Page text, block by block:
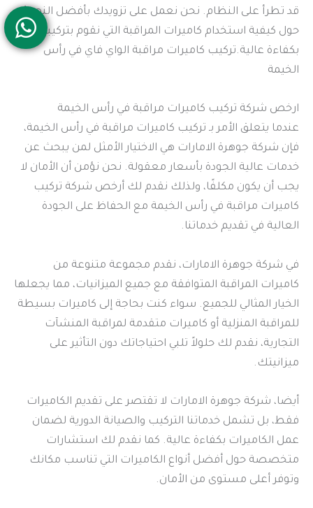
قد تطرأ على النظام. نحن نعمل على تزويدك بأفضل النصائح
حول كيفية استخدام كاميرات المراقبة التي نقوم بتركيبها
بكفاءة عالية.تركيب كاميرات مراقبة الواي فاي في رأس
الخيمة
ارخص شركة تركيب كاميرات مراقبة في رأس الخيمة
عندما يتعلق الأمر بـ تركيب كاميرات مراقبة في رأس الخيمة،
فإن شركة جوهرة الامارات هي الاختيار الأمثل لمن يبحث عن
خدمات عالية الجودة بأسعار معقولة. نحن نؤمن أن الأمان لا
يجب أن يكون مكلفًا، ولذلك نقدم لك أرخص شركة تركيب
كاميرات مراقبة في رأس الخيمة مع الحفاظ على الجودة
العالية في تقديم خدماتنا.
في شركة جوهرة الامارات، نقدم مجموعة متنوعة من
كاميرات المراقبة المتوافقة مع جميع الميزانيات، مما يجعلها
الخيار المثالي للجميع. سواء كنت بحاجة إلى كاميرات بسيطة
للمراقبة المنزلية أو كاميرات متقدمة لمراقبة المنشآت
التجارية، نقدم لك حلولاً تلبي احتياجاتك دون التأثير على
ميزانيتك.
أيضا، شركة جوهرة الامارات لا تقتصر على تقديم الكاميرات
فقط، بل تشمل خدماتنا التركيب والصيانة الدورية لضمان
عمل الكاميرات بكفاءة عالية. كما نقدم لك استشارات
متخصصة حول أفضل أنواع الكاميرات التي تناسب مكانك
وتوفر أعلى مستوى من الأمان.